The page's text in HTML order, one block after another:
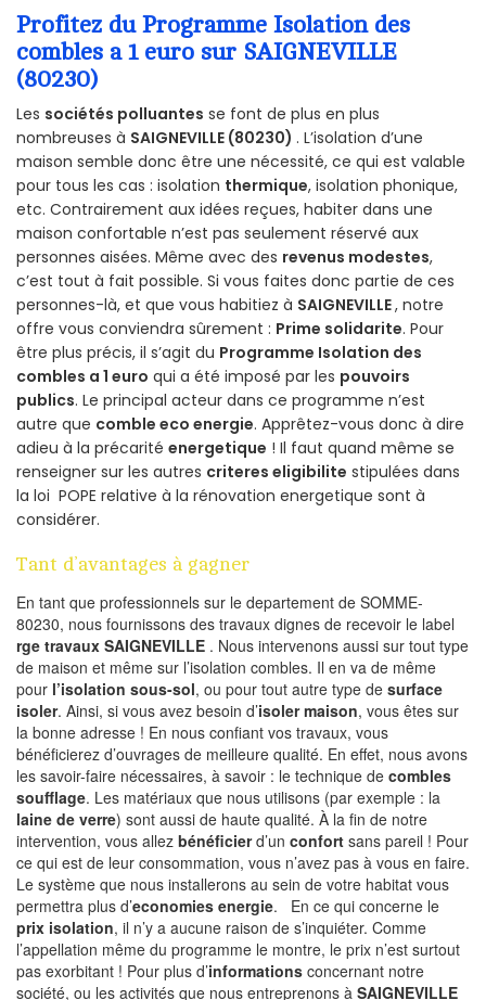
Profitez du Programme Isolation des
combles a 1 euro sur SAIGNEVILLE
(80230)
Les sociétés polluantes se font de plus en plus
nombreuses à SAIGNEVILLE (80230) . L’isolation d’une
maison semble donc être une nécessité, ce qui est valable
pour tous les cas : isolation thermique, isolation phonique,
etc. Contrairement aux idées reçues, habiter dans une
maison confortable n’est pas seulement réservé aux
personnes aisées. Même avec des revenus modestes,
c’est tout à fait possible. Si vous faites donc partie de ces
personnes-là, et que vous habitiez à SAIGNEVILLE, notre
offre vous conviendra sûrement : Prime solidarite. Pour
être plus précis, il s’agit du Programme Isolation des
combles a 1 euro qui a été imposé par les pouvoirs
publics. Le principal acteur dans ce programme n’est
autre que comble eco energie. Apprêtez-vous donc à dire
adieu à la précarité energetique ! Il faut quand même se
renseigner sur les autres criteres eligibilite stipulées dans
la loi POPE relative à la rénovation energetique sont à
considérer.
Tant d’avantages à gagner
En tant que professionnels sur le departement de SOMME-
80230, nous fournissons des travaux dignes de recevoir le label
rge travaux SAIGNEVILLE . Nous intervenons aussi sur tout type
de maison et même sur l’isolation combles. Il en va de même
pour l’isolation sous-sol, ou pour tout autre type de surface
isoler. Ainsi, si vous avez besoin d’isoler maison, vous êtes sur
la bonne adresse ! En nous confiant vos travaux, vous
bénéficierez d’ouvrages de meilleure qualité. En effet, nous avons
les savoir-faire nécessaires, à savoir : le technique de combles
soufflage. Les matériaux que nous utilisons (par exemple : la
laine de verre) sont aussi de haute qualité. À la fin de notre
intervention, vous allez bénéficierd’un confort sans pareil ! Pour
ce qui est de leur consommation, vous n’avez pas à vous en faire.
Le système que nous installerons au sein de votre habitat vous
permettra plus d’economies energie. En ce qui concerne le
prix isolation, il n’y a aucune raison de s’inquiéter. Comme
l’appellation même du programme le montre, le prix n’est surtout
pas exorbitant ! Pour plus d’informations concernant notre
société, ou les activités que nous entreprenons à SAIGNEVILLE